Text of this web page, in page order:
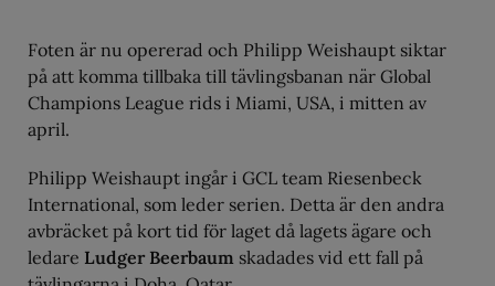
Foten är nu opererad och Philipp Weishaupt siktar
på att komma tillbaka till tävlingsbanan när Global
Champions League rids i Miami, USA, i mitten av
april.
Philipp Weishaupt ingår i GCL team Riesenbeck
International, som leder serien. Detta är den andra
avbräcket på kort tid för laget då lagets ägare och
ledare Ludger Beerbaum skadades vid ett fall på